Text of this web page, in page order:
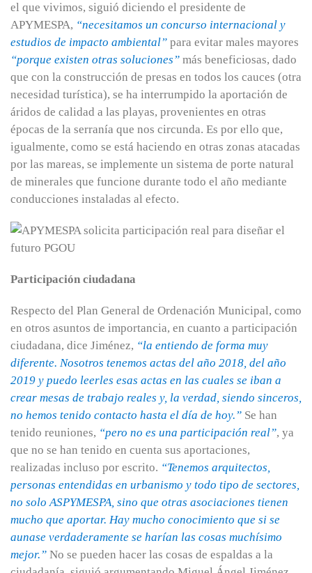
el que vivimos, siguió diciendo el presidente de
APYMESPA, “necesitamos un concurso internacional y
estudios de impacto ambiental” para evitar males mayores
“porque existen otras soluciones” más beneficiosas, dado
que con la construcción de presas en todos los cauces (otra
necesidad turística), se ha interrumpido la aportación de
áridos de calidad a las playas, provenientes en otras
épocas de la serranía que nos circunda. Es por ello que,
igualmente, como se está haciendo en otras zonas atacadas
por las mareas, se implemente un sistema de porte natural
de minerales que funcione durante todo el año mediante
conducciones instaladas al efecto.
Participación ciudadana
Respecto del Plan General de Ordenación Municipal, como
en otros asuntos de importancia, en cuanto a participación
ciudadana, dice Jiménez, “la entiendo de forma muy
diferente. Nosotros tenemos actas del año 2018, del año
2019 y puedo leerles esas actas en las cuales se iban a
crear mesas de trabajo reales y, la verdad, siendo sinceros,
no hemos tenido contacto hasta el día de hoy.” Se han
tenido reuniones, “pero no es una participación real”, ya
que no se han tenido en cuenta sus aportaciones,
realizadas incluso por escrito. “Tenemos arquitectos,
personas entendidas en urbanismo y todo tipo de sectores,
no solo ASPYMESPA, sino que otras asociaciones tienen
mucho que aportar. Hay mucho conocimiento que si se
aunase verdaderamente se harían las cosas muchísimo
mejor.” No se pueden hacer las cosas de espaldas a la